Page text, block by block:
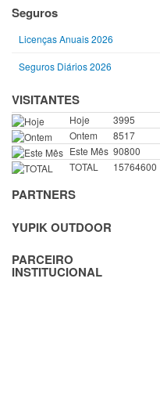
Seguros
Licenças Anuais 2026
Seguros Diários 2026
VISITANTES
Hoje
3995
Ontem
8517
Este Mês 90800
TOTAL
15764600
PARTNERS
YUPIK OUTDOOR
PARCEIRO
INSTITUCIONAL